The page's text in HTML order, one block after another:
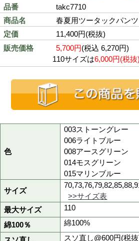
品番
takc7710